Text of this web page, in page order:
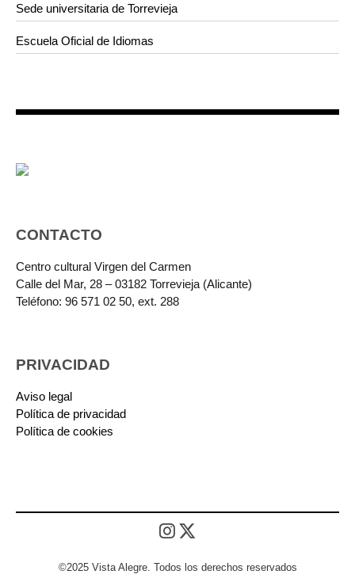
Sede universitaria de Torrevieja
Escuela Oficial de Idiomas
CONTACTO
Centro cultural Virgen del Carmen
Calle del Mar, 28 – 03182 Torrevieja (Alicante)
Teléfono: 96 571 02 50, ext. 288
PRIVACIDAD
Aviso legal
Política de privacidad
Política de cookies
©2025 Vista Alegre. Todos los derechos reservados